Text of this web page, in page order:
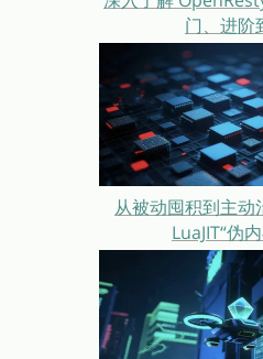
门、进阶
从被动囤积到主动
LuaJIT“伪